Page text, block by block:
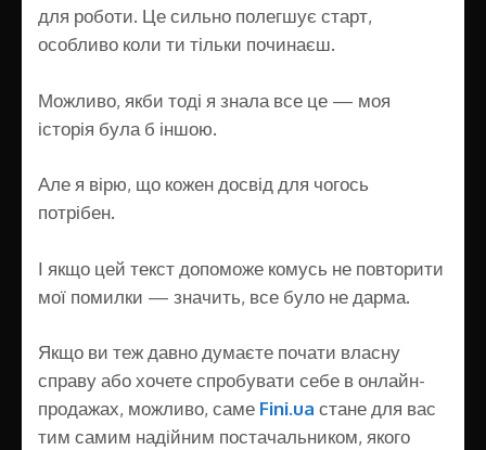
для роботи. Це сильно полегшує старт,
особливо коли ти тільки починаєш.
Можливо, якби тоді я знала все це — моя
історія була б іншою.
Але я вірю, що кожен досвід для чогось
потрібен.
І якщо цей текст допоможе комусь не повторити
мої помилки — значить, все було не дарма.
Якщо ви теж давно думаєте почати власну
справу або хочете спробувати себе в онлайн-
продажах, можливо, саме Fini.ua стане для вас
тим самим надійним постачальником, якого